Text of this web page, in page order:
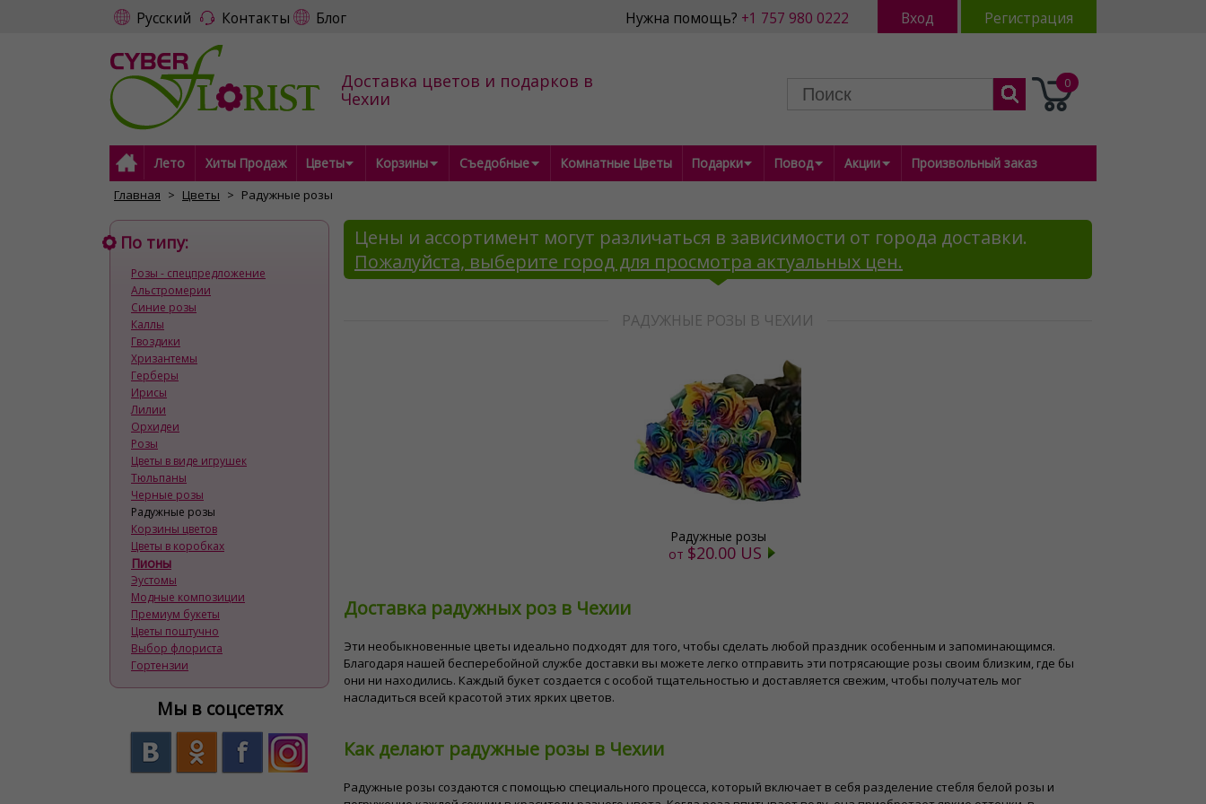
Русский Контакты Блог Нужна помощь? +1 757 980 0222 Вход Регистрация
Доставка цветов и подарков в
Чехии
0
Лето Хиты Продаж Цветы Корзины Съедобные Комнатные Цветы Подарки Повод Акции Произвольный заказ
Главная Цветы Радужные розы
По типу:
Розы - спецпредложение
Альстромерии
Синие розы
Каллы
Гвоздики
Хризантемы
Герберы
Ирисы
Лилии
Орхидеи
Розы
Цветы в виде игрушек
Тюльпаны
Черные розы
Радужные розы
Корзины цветов
Цветы в коробках
Пионы
Эустомы
Модные композиции
Премиум букеты
Цветы поштучно
Выбор флориста
Гортензии
Мы в соцсетях
Цены и ассортимент могут различаться в зависимости от города доставки.
Пожалуйста, выберите город для просмотра актуальных цен.
РАДУЖНЫЕ РОЗЫ В ЧЕХИИ
Радужные розы
от $20.00 US
Доставка радужных роз в Чехии
Эти необыкновенные цветы идеально подходят для того, чтобы сделать любой праздник особенным и запоминающимся.
Благодаря нашей бесперебойной службе доставки вы можете легко отправить эти потрясающие розы своим близким, где бы
они ни находились. Каждый букет создается с особой тщательностью и доставляется свежим, чтобы получатель мог
насладиться всей красотой этих ярких цветов.
Как делают радужные розы в Чехии
Радужные розы создаются с помощью специального процесса, который включает в себя разделение стебля белой розы и